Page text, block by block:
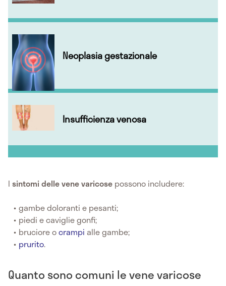
Neoplasia gestazionale
Insufficienza venosa
I sintomi delle vene varicose possono includere:
gambe doloranti e pesanti;
piedi e caviglie gonfi;
bruciore ocrampi alle gambe;
prurito.
Quanto sono comuni le vene varicose